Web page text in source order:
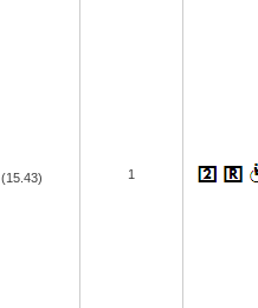
(15.43) 1